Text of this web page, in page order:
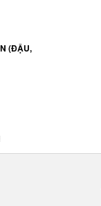
(ĐẬU,